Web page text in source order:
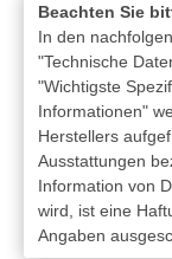
Beachten Sie
In den
"Technische
"Wichtigste
Informationen"
Herstellers
Ausstattungen
Information von
wird, ist eine
Angaben